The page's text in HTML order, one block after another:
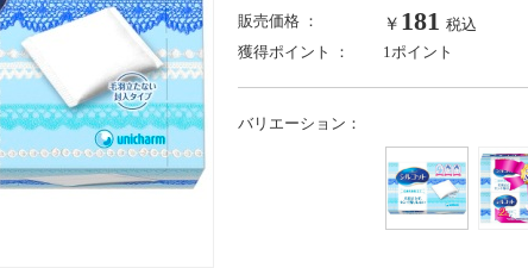
販売価格 ： ￥ 181 税込
獲得ポイント ：
1ポイント
バリエーション：